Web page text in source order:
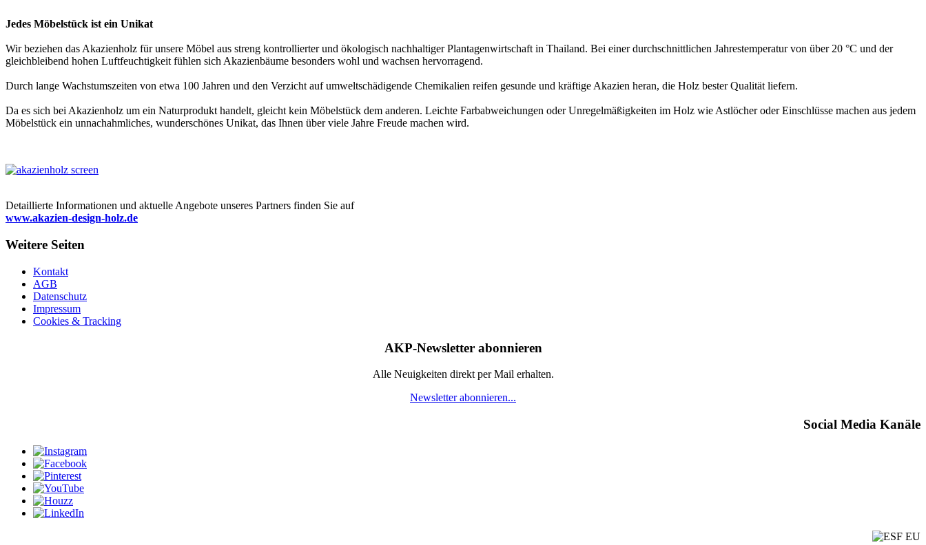
Jedes Möbelstück ist ein Unikat
Wir beziehen das Akazienholz für unsere Möbel aus streng kontrollierter und ökologisch nachhaltiger Plantagenwirtschaft in Thailand. Bei einer durchschnittlichen Jahrestemperatur von über 20 °C und der
gleichbleibend hohen Luftfeuchtigkeit fühlen sich Akazienbäume besonders wohl und wachsen hervorragend.
Durch lange Wachstumszeiten von etwa 100 Jahren und den Verzicht auf umweltschädigende Chemikalien reifen gesunde und kräftige Akazien heran, die Holz bester Qualität liefern.
Da es sich bei Akazienholz um ein Naturprodukt handelt, gleicht kein Möbelstück dem anderen. Leichte Farbabweichungen oder Unregelmäßigkeiten im Holz wie Astlöcher oder Einschlüsse machen aus jedem
Möbelstück ein unnachahmliches, wunderschönes Unikat, das Ihnen über viele Jahre Freude machen wird.
Detaillierte Informationen und aktuelle Angebote unseres Partners finden Sie auf
www.akazien-design-holz.de
Weitere Seiten
Kontakt
AGB
Datenschutz
Impressum
Cookies & Tracking
AKP-Newsletter abonnieren
Alle Neuigkeiten direkt per Mail erhalten.
Newsletter abonnieren...
Social Media Kanäle